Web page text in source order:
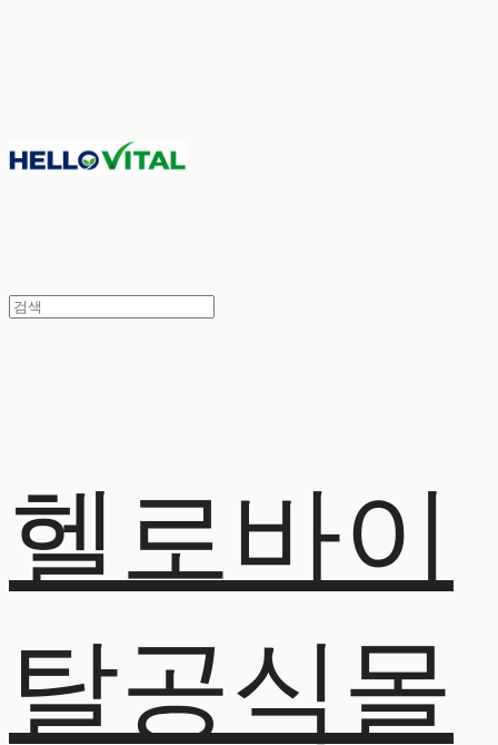
헬로바이
탈공식몰